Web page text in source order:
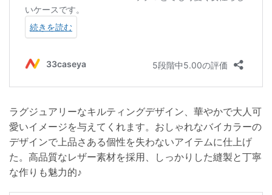
ラグジュアリーなキルティングデザイン、華やかで大人可
愛いイメージを与えてくれます。おしゃれなバイカラーの
デザインで上品さある個性を失わないアイテムに仕上げ
た。高品質なレザー素材を採用、しっかりした縫製と丁寧
な作りも魅力的♪